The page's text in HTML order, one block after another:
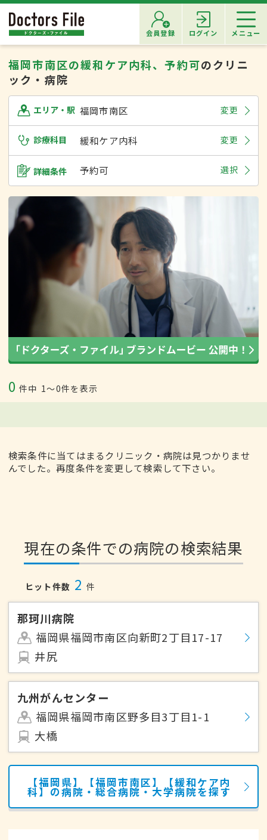
会員登録 ログイン メニュー
福岡市南区の緩和ケア内科、予約可のクリニ
ック・病院
エリア・駅 福岡市南区 変更
診療科目 緩和ケア内科 変更
詳細条件 予約可 選択
0 件中 1〜0件を表示
検索条件に当てはまるクリニック・病院は見つかりませ
んでした。再度条件を変更して検索して下さい。
現在の条件での病院の検索結果
ヒット件数 2 件
那珂川病院
福岡県福岡市南区向新町2丁目17-17
井尻
九州がんセンター
福岡県福岡市南区野多目3丁目1-1
大橋
【福岡県】【福岡市南区】【緩和ケア内
科】の病院・総合病院・大学病院を探す